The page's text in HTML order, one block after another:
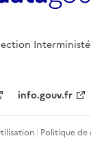
info.gouv.fr
Politique